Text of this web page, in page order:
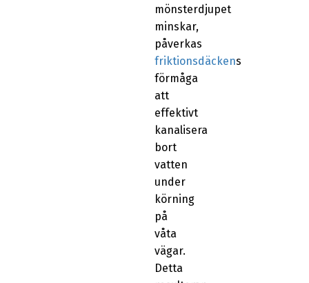
mönsterdjupet
minskar,
påverkas
friktionsdäckens
förmåga
att
effektivt
kanalisera
bort
vatten
under
körning
på
våta
vägar.
Detta